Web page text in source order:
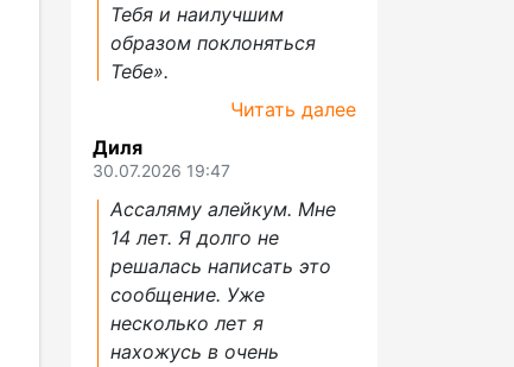
Тебя и наилучшим
образом поклоняться
Тебе».
Читать далее
Диля
30.07.2026 19:47
Ассаляму алейкум. Мне
14 лет. Я долго не
решалась написать это
сообщение. Уже
несколько лет я
нахожусь в очень